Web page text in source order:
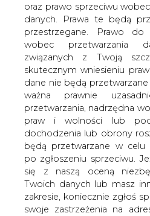
oraz prawo sprzeciwu
danych. Prawa te będą
przestrzegane. Prawo do
wobec przetwarzania
związanych z Twoją
skutecznym wniesieniu
dane nie będą
ważna prawnie
przetwarzania, nadrzędna
praw i wolności lub
dochodzenia lub obrony
będą przetwarzane w celu
po zgłoszeniu sprzeciwu.
się z naszą oceną
Twoich danych lub masz
zakresie, koniecznie zgłoś
swoje zastrzeżenia na
Minister Czyżewski
Kompania Węglowa
dokapitalizowana
mniejszej niż 400 mln
podjęta po 15 lipca.
Maksymilian Klank, szef KW,
pięć kopalń do Spółki
może trafić do
Energetycznego (PKE). To ma
- Jeśli kopalnie zostaną
dokapitalizowania może
najprościej jest wziąć pakiet
jest ich wycena, ale wolę nie
- mówi Piotr Czyżewski.